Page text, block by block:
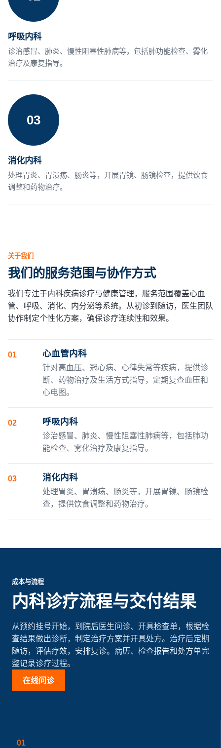
呼吸内科
诊治感冒、肺炎、慢性阻塞性肺病等，包括肺功能检查、雾化
治疗及康复指导。
03
消化内科
处理胃炎、胃溃疡、肠炎等，开展胃镜、肠镜检查，提供饮食
调整和药物治疗。
关于我们
我们的服务范围与协作方式
我们专注于内科疾病诊疗与健康管理，服务范围覆盖心血
管、呼吸、消化、内分泌等系统。从初诊到随访，医生团队
协作制定个性化方案，确保诊疗连续性和效果。
01 心血管内科
针对高血压、冠心病、心律失常等疾病，提供诊
断、药物治疗及生活方式指导，定期复查血压和
心电图。
02 呼吸内科
诊治感冒、肺炎、慢性阻塞性肺病等，包括肺功
能检查、雾化治疗及康复指导。
03 消化内科
处理胃炎、胃溃疡、肠炎等，开展胃镜、肠镜检
查，提供饮食调整和药物治疗。
成本与流程
内科诊疗流程与交付结果
从预约挂号开始，到院后医生问诊、开具检查单，根据检
查结果做出诊断，制定治疗方案并开具处方。治疗后定期
随访，评估疗效，安排复诊。病历、检查报告和处方单完
整记录诊疗过程。
在线问诊
01